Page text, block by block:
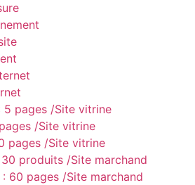
5 pages /Site vitrine
/Site vitrine
pages /Site vitrine
30 produits /Site marchand
: 60 pages /Site marchand